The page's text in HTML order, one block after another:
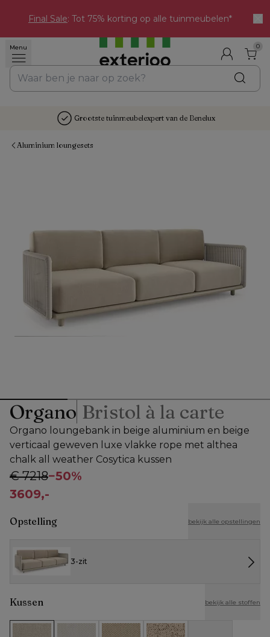
Final Sale: Tot 75% korting op alle tuinmeubelen*
Menu 0
Grootste tuinmeubelexpert van de Benelux
Aluminium loungesets
Organo Bristol à la carte
Organo loungebank in beige aluminium en beige
verticaal geweven luxe vlakke rope met althea
chalk all weather Cosytica kussen
€ 7218−50%
3609,-
Opstelling bekijk alle opstellingen
3-zit
Kussen bekijk alle stoffen